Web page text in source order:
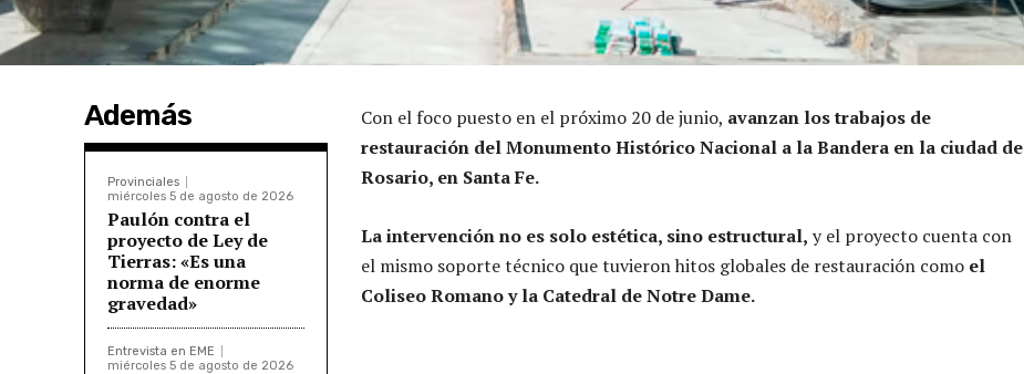
Además
Provinciales
miércoles 5 de agosto de 2026
Paulón contra el
proyecto de Ley de
Tierras: «Es una
norma de enorme
gravedad»
Entrevista en EME
miércoles 5 de agosto de 2026
Con el foco puesto en el próximo 20 de junio, avanzan los trabajos de
restauración del Monumento Histórico Nacional a la Bandera en la ciudad de
Rosario, en Santa Fe.
La intervención no es solo estética, sino estructural, y el proyecto cuenta con
el mismo soporte técnico que tuvieron hitos globales de restauración como el
Coliseo Romano y la Catedral de Notre Dame.